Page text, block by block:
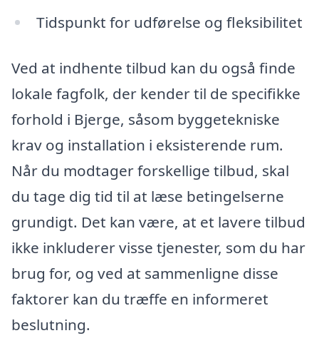
Tidspunkt for udførelse og fleksibilitet
Ved at indhente tilbud kan du også finde
lokale fagfolk, der kender til de specifikke
forhold i Bjerge, såsom byggetekniske
krav og installation i eksisterende rum.
Når du modtager forskellige tilbud, skal
du tage dig tid til at læse betingelserne
grundigt. Det kan være, at et lavere tilbud
ikke inkluderer visse tjenester, som du har
brug for, og ved at sammenligne disse
faktorer kan du træffe en informeret
beslutning.